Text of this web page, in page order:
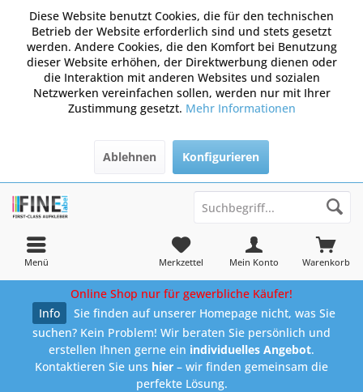
Diese Website benutzt Cookies, die für den technischen
Betrieb der Website erforderlich sind und stets gesetzt
werden. Andere Cookies, die den Komfort bei Benutzung
dieser Website erhöhen, der Direktwerbung dienen oder
die Interaktion mit anderen Websites und sozialen
Netzwerken vereinfachen sollen, werden nur mit Ihrer
Zustimmung gesetzt. Mehr Informationen
Ablehnen Konfigurieren
Warenkorb
Merkzettel Mein Konto
Menü
Online Shop nur für gewerbliche Käufer!
Info
Sie finden auf unserer Homepage nicht, was Sie
suchen? Kein Problem! Wir beraten Sie persönlich und
erstellen Ihnen gerne ein individuelles Angebot.
Kontaktieren Sie uns hier – wir finden gemeinsam die
perfekte Lösung.